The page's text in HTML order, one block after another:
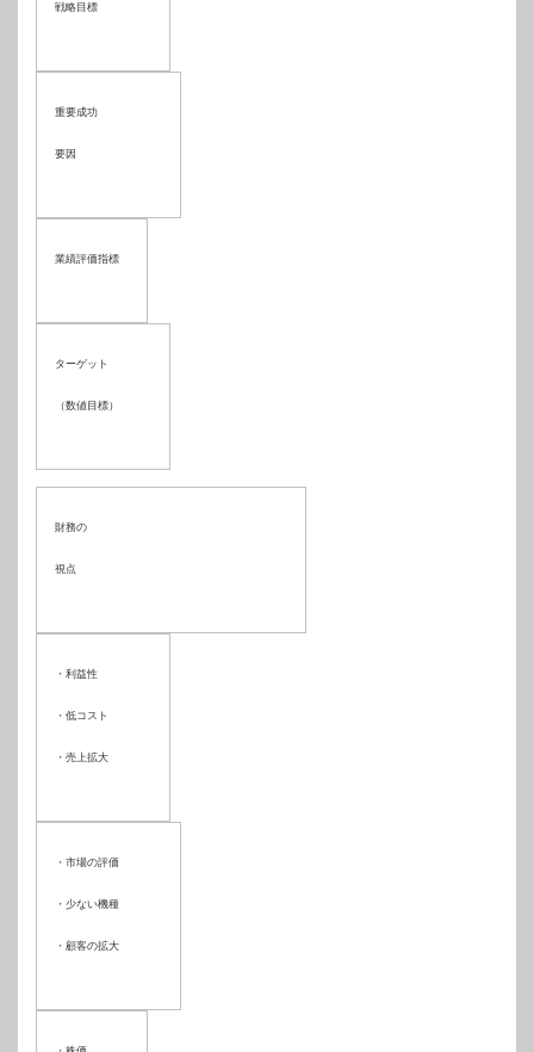
戦略目標
重要成功
要因
業績評価指標
ターゲット
（数値目標）
財務の
視点
・利益性
・低コスト
・売上拡大
・市場の評価
・少ない機種
・顧客の拡大